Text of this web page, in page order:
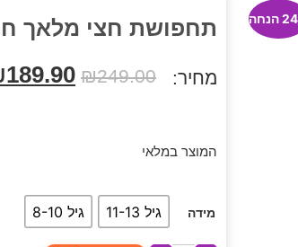
הנחה תחפושת חצי מלאך
מחיר: ₪249.00
189.90
המוצר במלאי
מידה גיל 11-13 גיל 8-10